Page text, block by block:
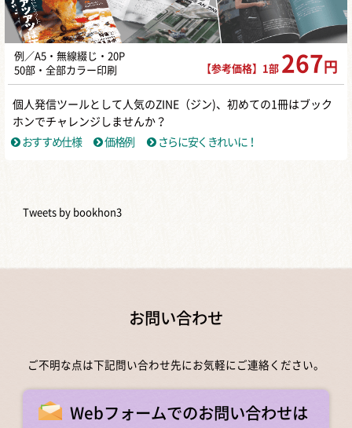
例／A5・無線綴じ・20P
50部・全部カラー印刷
【参考価格】1部 267 円
個人発信ツールとして人気のZINE（ジン)、初めての1冊はブック
ホンでチャレンジしませんか？
おすすめ仕様
価格例 さらに安くきれいに！
Tweets by bookhon3
お問い合わせ
ご不明な点は下記問い合わせ先にお気軽にご連絡ください。
Webフォームでのお問い合わせは